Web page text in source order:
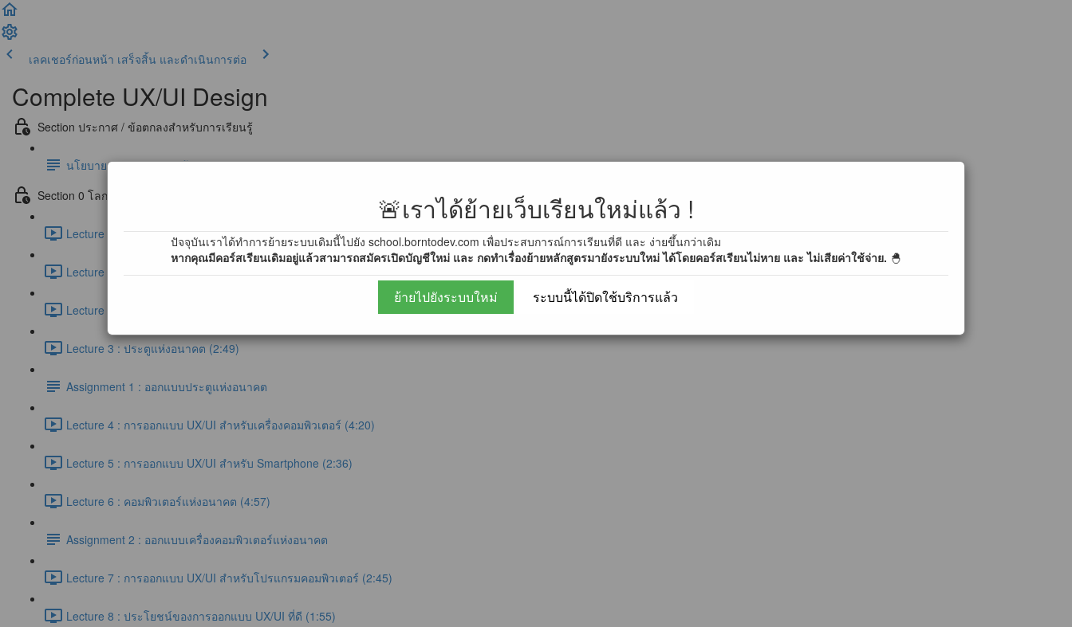
🚨เราได้ย้ายเว็บเรียนใหม่แล้ว !
ปัจจุบันเราได้ทำการย้ายระบบเดิมนี้ไปยัง school.borntodev.com เพื่อประสบการณ์การเรียนที่ดี และ ง่ายขึ้นกว่าเดิม
หากคุณมีคอร์สเรียนเดิมอยู่แล้วสามารถสมัครเปิดบัญชีใหม่ และ กดทำเรื่องย้ายหลักสูตรมายังระบบใหม่ ได้โดยคอร์สเรียนไม่หาย และ ไม่เสียค่าใช้จ่าย. 🐣
ย้ายไปยังระบบใหม่ ระบบนี้ได้ปิดใช้บริการแล้ว
เลคเชอร์ก่อนหน้า เสร็จสิ้น และดำเนินการต่อ
Complete UX/UI Design
Section ประกาศ / ข้อตกลงสำหรับการเรียนรู้
นโยบายการตอบคำถามข้อสงสัย และ การสนับสนุนผ่าน Community
Section 0 โลกของ UX/UI Design (Free)
Lecture 0 : First step to UX/UI Designer (1:16)
Lecture 1 : ประตูแห่งการออกแบบ UX/UI (2:12)
Lecture 2 : กรณีศึกษาการออกแบบ UX/UI สำหรับประตู (7:09)
Lecture 3 : ประตูแห่งอนาคต (2:49)
Assignment 1 : ออกแบบประตูแห่งอนาคต
Lecture 4 : การออกแบบ UX/UI สำหรับเครื่องคอมพิวเตอร์ (4:20)
Lecture 5 : การออกแบบ UX/UI สำหรับ Smartphone (2:36)
Lecture 6 : คอมพิวเตอร์แห่งอนาคต (4:57)
Assignment 2 : ออกแบบเครื่องคอมพิวเตอร์แห่งอนาคต
Lecture 7 : การออกแบบ UX/UI สำหรับโปรแกรมคอมพิวเตอร์ (2:45)
Lecture 8 : ประโยชน์ของการออกแบบ UX/UI ที่ดี (1:55)